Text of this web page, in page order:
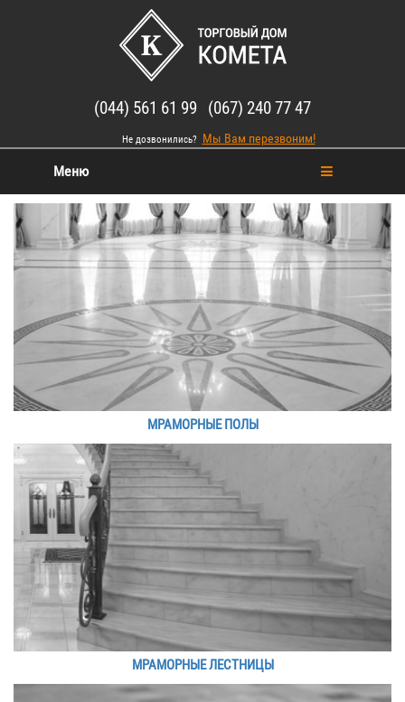
(044) 561 61 99 (067) 240 77 47
Не дозвонились? Мы Вам перезвоним!
Меню
МРАМОРНЫЕ ПОЛЫ
МРАМОРНЫЕ ЛЕСТНИЦЫ